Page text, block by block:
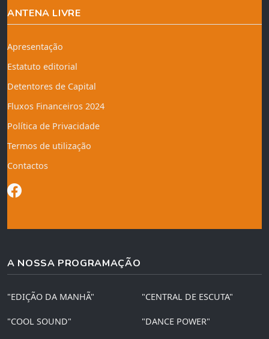
ANTENA LIVRE
Apresentação
Estatuto editorial
Detentores de Capital
Fluxos Financeiros 2024
Política de Privacidade
Termos de utilização
Contactos
A NOSSA PROGRAMAÇÃO
"EDIÇÃO DA MANHÃ" "CENTRAL DE ESCUTA"
"COOL SOUND" "DANCE POWER"